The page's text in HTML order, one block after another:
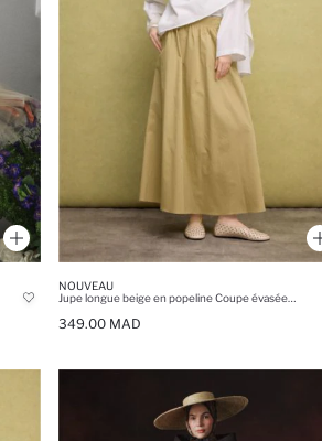
NOUVEAU
Jupe longue beige en popeline Coupe évasée 100% coton
349.00 MAD